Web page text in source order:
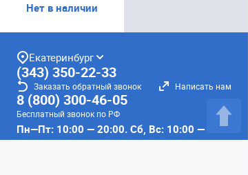
Нет в наличии
Екатеринбург
(343) 350-22-33
Заказать обратный звонок Написать нам
8 (800) 300-46-05
Бесплатный звонок по РФ
Пн—Пт: 10:00 — 20:00. Сб, Вс: 10:00 —